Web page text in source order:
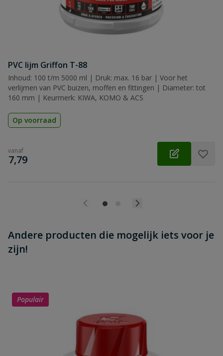
Beoordeling versturen
PVC lijm Griffon T-88
Inhoud: 100 t/m 5000 ml | Druk: max. 16 bar | Voor het
verlijmen van PVC buizen, moffen en fittingen | Diameter: tot
160 mm | Keurmerk: KIWA, KOMO & ACS
Op voorraad
vanaf
€
7,79
Andere producten die mogelijk iets voor je
zijn!
Populair